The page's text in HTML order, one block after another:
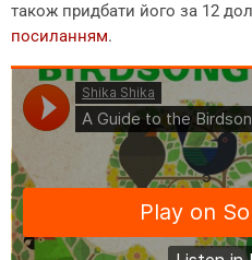
також придбати його за 12
посиланням.